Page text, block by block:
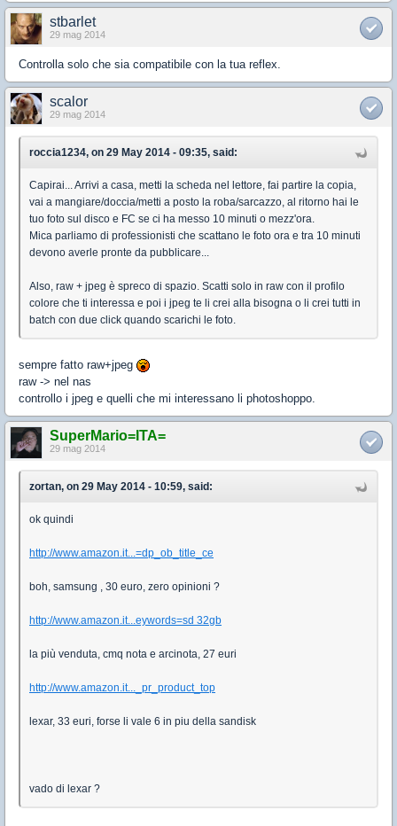
stbarlet
29 mag 2014
Controlla solo che sia compatibile con la tua reflex.
scalor
29 mag 2014
roccia1234, on 29 May 2014 - 09:35, said:
Capirai... Arrivi a casa, metti la scheda nel lettore, fai partire la copia,
vai a mangiare/doccia/metti a posto la roba/sarcazzo, al ritorno hai le
tuo foto sul disco e FC se ci ha messo 10 minuti o mezz'ora.
Mica parliamo di professionisti che scattano le foto ora e tra 10 minuti
devono averle pronte da pubblicare...
Also, raw + jpeg è spreco di spazio. Scatti solo in raw con il profilo
colore che ti interessa e poi i jpeg te li crei alla bisogna o li crei tutti in
batch con due click quando scarichi le foto.
sempre fatto raw+jpeg
raw -> nel nas
controllo i jpeg e quelli che mi interessano li photoshoppo.
SuperMario=ITA=
29 mag 2014
zortan, on 29 May 2014 - 10:59, said:
ok quindi
http://www.amazon.it...=dp_ob_title_ce
boh, samsung , 30 euro, zero opinioni ?
http://www.amazon.it...eywords=sd 32gb
la più venduta, cmq nota e arcinota, 27 euri
http://www.amazon.it..._pr_product_top
lexar, 33 euri, forse li vale 6 in piu della sandisk
vado di lexar ?